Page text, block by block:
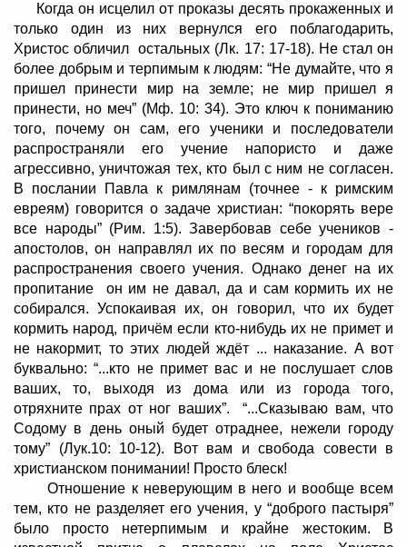
Когда он исцелил от проказы десять прокаженных и
только один из них вернулся его поблагодарить,
Христос обличил остальных (Лк. 17: 17-18). Не стал он
более добрым и терпимым к людям: “Не думайте, что я
пришел принести мир на земле; не мир пришел я
принести, но меч” (Мф. 10: 34). Это ключ к пониманию
того, почему он сам, его ученики и последователи
распространяли его учение напористо и даже
агрессивно, уничтожая тех, кто был с ним не согласен.
В послании Павла к римлянам (точнее - к римским
евреям) говорится о задаче христиан: “покорять вере
все народы” (Рим. 1:5). Завербовав себе учеников -
апостолов, он направлял их по весям и городам для
распространения своего учения. Однако денег на их
пропитание он им не давал, да и сам кормить их не
собирался. Успокаивая их, он говорил, что их будет
кормить народ, причём если кто-нибудь их не примет и
не накормит, то этих людей ждёт ... наказание. А вот
буквально: “...кто не примет вас и не послушает слов
ваших, то, выходя из дома или из города того,
отряхните прах от ног ваших”. “...Сказываю вам, что
Содому в день оный будет отраднее, нежели городу
тому” (Лук.10: 10-12). Вот вам и свобода совести в
христианском понимании! Просто блеск!
Отношение к неверующим в него и вообще всем
тем, кто не разделяет его учения, у “доброго пастыря”
было просто нетерпимым и крайне жестоким. В